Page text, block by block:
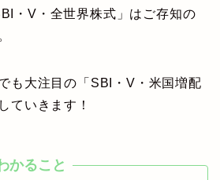
・V・全世界株式」はご存知の
も大注目の「SBI・V・米国増配
ていきます！